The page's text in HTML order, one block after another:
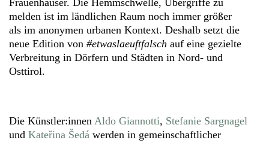
Frauenhäuser. Die Hemmschwelle, Übergriffe zu
melden ist im ländlichen Raum noch immer größer
als im anonymen urbanen Kontext. Deshalb setzt die
neue Edition von #etwaslaeuftfalsch auf eine gezielte
Verbreitung in Dörfern und Städten in Nord- und
Osttirol.
Die Künstler:innen Aldo Giannotti, Stefanie Sargnagel
und Kateřina Šedá werden in gemeinschaftlicher